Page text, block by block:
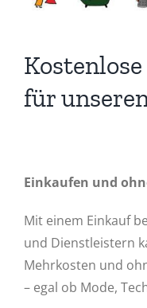
Bild
für
Einkaufen und
Mit einem Einkauf
und Dienstleistern
Mehrkosten und
– egal ob Mode,